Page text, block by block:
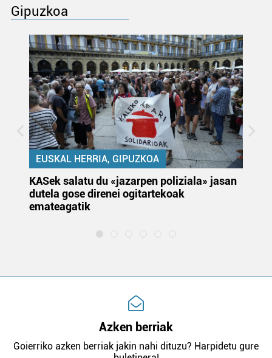
Gipuzkoa
EUSKAL HERRIA, GIPUZKOA
KASek salatu du «jazarpen poliziala» jasan
dutela gose direnei ogitartekoak
emateagatik
Azken berriak
Goierriko azken berriak jakin nahi dituzu? Harpidetu gure